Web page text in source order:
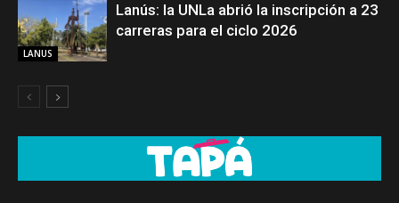
LANUS
Lanús: la UNLa abrió la inscripción a 23
carreras para el ciclo 2026